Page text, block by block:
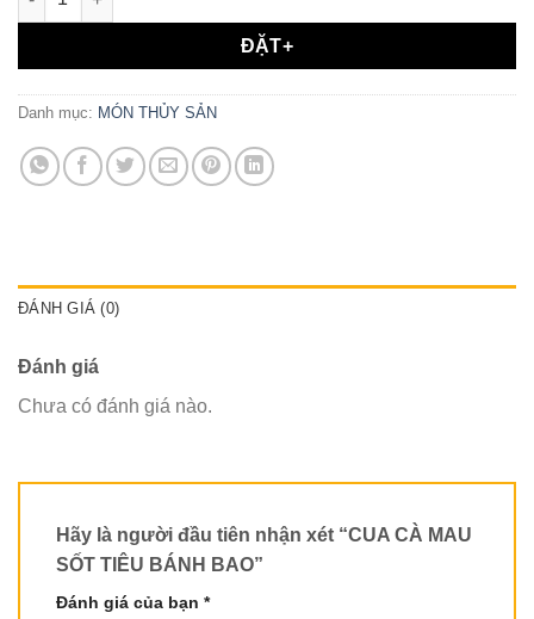
ĐẶT+
Danh mục: MÓN THỦY SẢN
ĐÁNH GIÁ (0)
Đánh giá
Chưa có đánh giá nào.
Hãy là người đầu tiên nhận xét “CUA CÀ MAU
SỐT TIÊU BÁNH BAO”
Đánh giá của bạn *